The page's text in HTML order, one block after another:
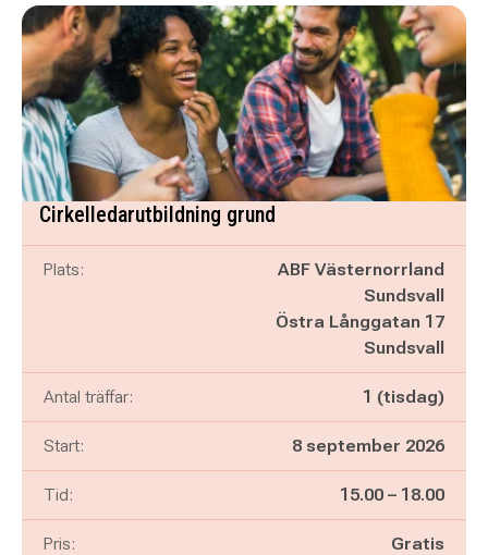
Cirkelledarutbildning grund
Plats:
ABF Västernorrland
Sundsvall
Östra Långgatan 17
Sundsvall
Antal träffar: 1 (tisdag)
Start: 8 september 2026
Tid: Pågår mellan
15.00 – och
18.00
Pris: Gratis